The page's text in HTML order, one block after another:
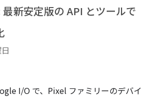
新安定版の API とツールで
I/O で、Pixel ファミリーのデバイ